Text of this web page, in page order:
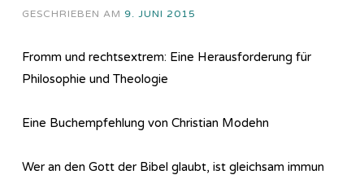
GESCHRIEBEN AM 9. JUNI 2015
Fromm und rechtsextrem: Eine Herausforderung für
Philosophie und Theologie
Eine Buchempfehlung von Christian Modehn
Wer an den Gott der Bibel glaubt, ist gleichsam immun